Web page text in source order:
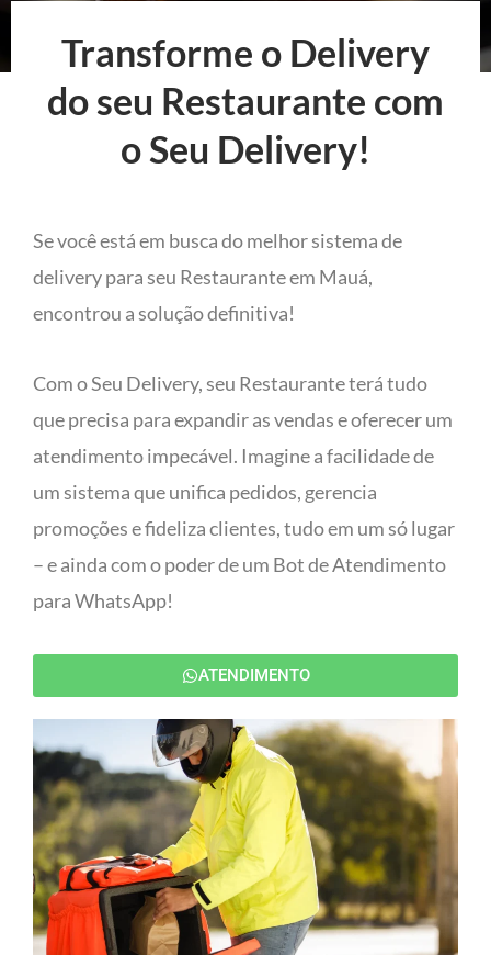
Transforme o Delivery
do seu Restaurante com
o Seu Delivery!
Se você está em busca do melhor sistema de
delivery para seu Restaurante em Mauá,
encontrou a solução definitiva!
Com o Seu Delivery, seu Restaurante terá tudo
que precisa para expandir as vendas e oferecer um
atendimento impecável. Imagine a facilidade de
um sistema que unifica pedidos, gerencia
promoções e fideliza clientes, tudo em um só lugar
– e ainda com o poder de um Bot de Atendimento
para WhatsApp!
ATENDIMENTO